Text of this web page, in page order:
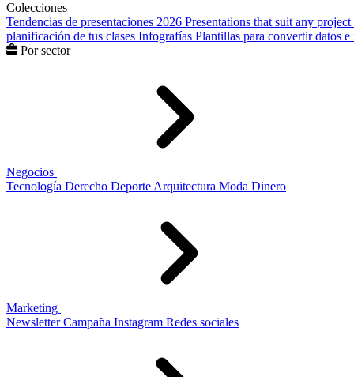
Colecciones
Tendencias de presentaciones 2026 Presentations that suit any project
planificación de tus clases Infografías Plantillas para convertir datos
Por sector
Negocios
Tecnología Derecho Deporte Arquitectura Moda Dinero
Marketing
Newsletter Campaña Instagram Redes sociales